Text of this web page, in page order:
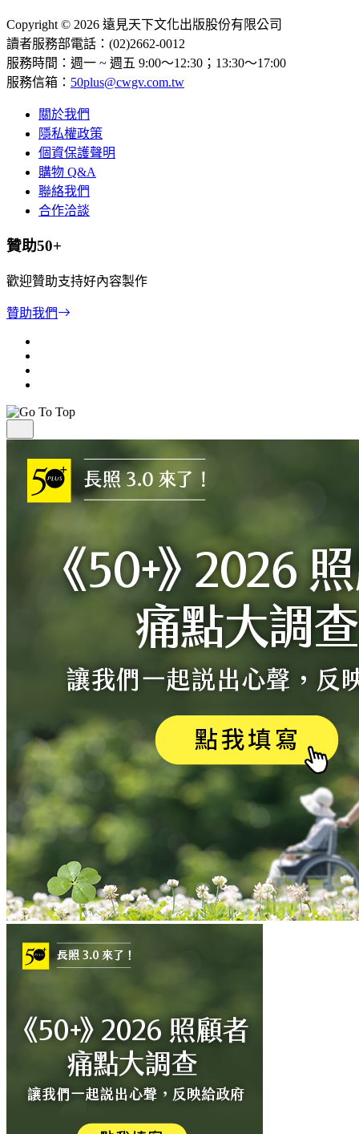
Copyright © 2026 遠見天下文化出版股份有限公司
讀者服務部電話：(02)2662-0012
服務時間：週一 ~ 週五 9:00～12:30；13:30～17:00
服務信箱： 50plus@cwgv.com.tw
關於我們
隱私權政策
個資保護聲明
購物 Q&A
聯絡我們
合作洽談
贊助50+
歡迎贊助支持好內容製作
贊助我們